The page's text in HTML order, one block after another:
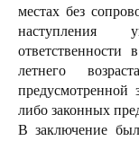
местах без
наступления
летнего
предусмотренной
либо законных
В заключение